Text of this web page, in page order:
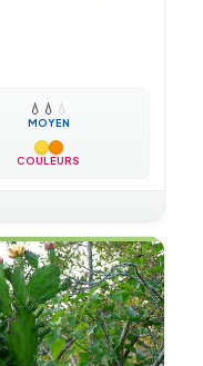
💧 💧 💧
MOYEN
COULEURS